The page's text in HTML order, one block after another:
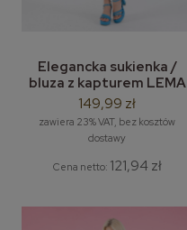
Elegancka sukienka /
bluza z kapturem LEMA
Livia rozm. M-3XL
149,99 zł
zawiera 23% VAT, bez kosztów
dostawy
Cena netto: 121,94 zł